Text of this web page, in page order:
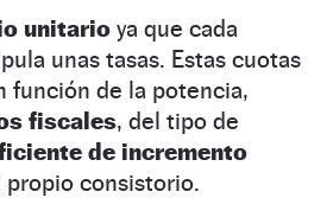
unitario ya que cada
unas tasas. Estas cuotas
función de la potencia,
fiscales, del tipo de
de incremento
consistorio.